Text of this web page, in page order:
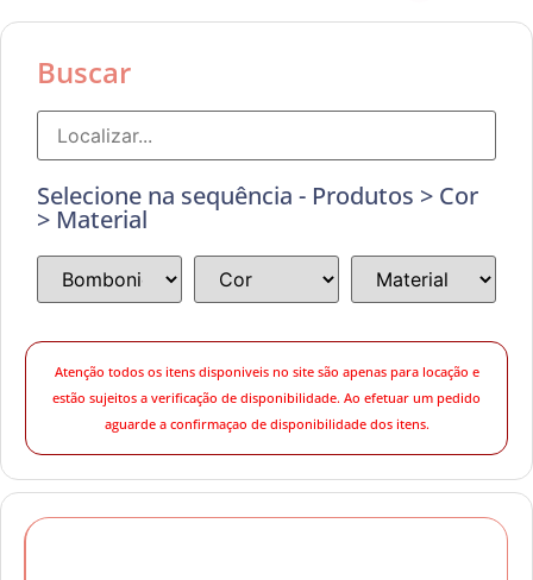
Buscar
Selecione na sequência - Produtos > Cor
> Material
Atenção todos os itens disponiveis no site são apenas para locação e
estão sujeitos a verificação de disponibilidade. Ao efetuar um pedido
aguarde a confirmaçao de disponibilidade dos itens.